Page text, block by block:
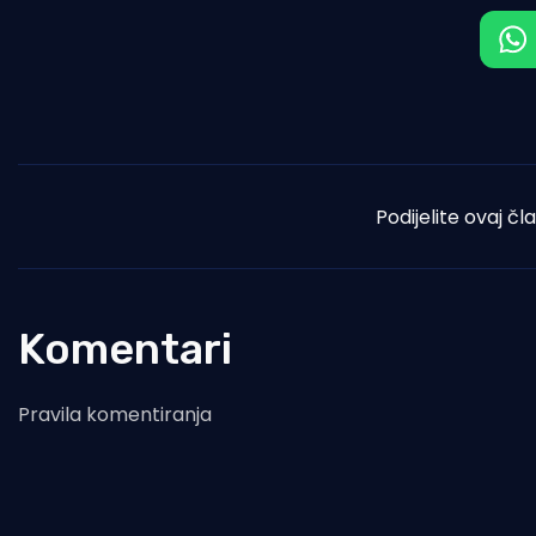
Podijelite ovaj
Komentari
Pravila komentiranja